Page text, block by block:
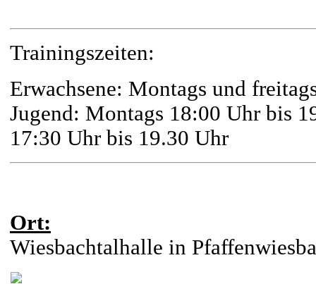
Trainingszeiten:
Erwachsene: Montags und
Jugend: Montags 18:00 Uhr bis
17:30 Uhr bis 19.30 Uhr
Ort:
Wiesbachtalhalle in